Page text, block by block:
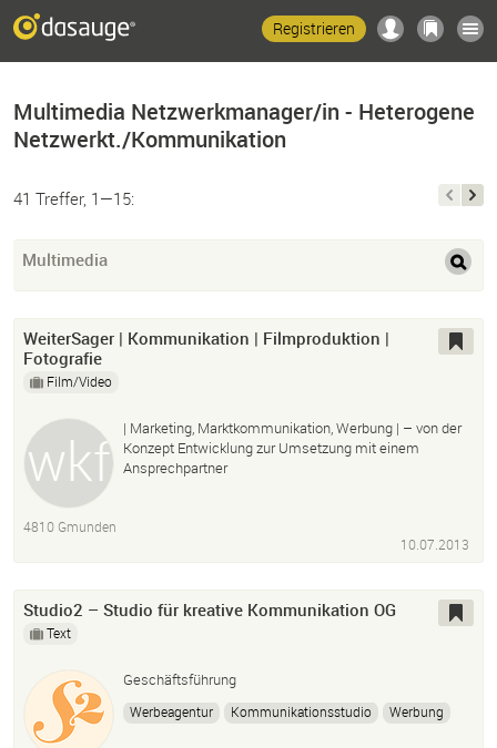
Registrieren
Multimedia Netzwerkmanager/in - Heterogene
Netzwerkt./Kommunikation
41 Treffer, 1—15:
Multimedia
WeiterSager | Kommunikation | Filmproduktion |
Fotografie
Film/Video
| Marketing, Marktkommunikation, Werbung | – von der
Konzept Entwicklung zur Umsetzung mit einem
Ansprechpartner
4810 Gmunden
10.07.2013
Studio2 – Studio für kreative Kommunikation OG
Text
Geschäftsführung
Werbeagentur Kommunikationsstudio
Werbung